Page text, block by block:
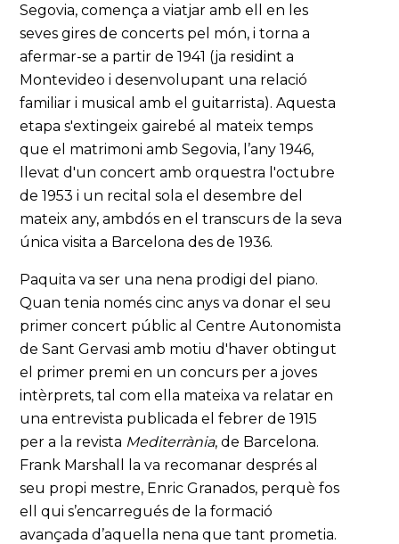
Segovia, comença a viatjar amb ell en les
seves gires de concerts pel món, i torna a
afermar-se a partir de 1941 (ja residint a
Montevideo i desenvolupant una relació
familiar i musical amb el guitarrista). Aquesta
etapa s'extingeix gairebé al mateix temps
que el matrimoni amb Segovia, l’any 1946,
llevat d'un concert amb orquestra l'octubre
de 1953 i un recital sola el desembre del
mateix any, ambdós en el transcurs de la seva
única visita a Barcelona des de 1936.
Paquita va ser una nena prodigi del piano.
Quan tenia només cinc anys va donar el seu
primer concert públic al Centre Autonomista
de Sant Gervasi amb motiu d'haver obtingut
el primer premi en un concurs per a joves
intèrprets, tal com ella mateixa va relatar en
una entrevista publicada el febrer de 1915
per a la revista Mediterrània, de Barcelona.
Frank Marshall la va recomanar després al
seu propi mestre, Enric Granados, perquè fos
ell qui s’encarregués de la formació
avançada d’aquella nena que tant prometia.